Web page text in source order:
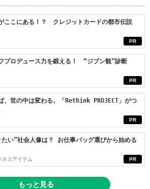
PR
ここにある！？ クレジットカードの都市伝説
PR
プロデュース力を鍛える！ “ジブン観”診断
PR
、世の中は変わる。「Rethink PROJECT」がつ
PR
い”社会人像は？ お仕事バッグ選びから始める
ネスアイテム
もっと見る